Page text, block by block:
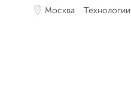
Москва Технологии